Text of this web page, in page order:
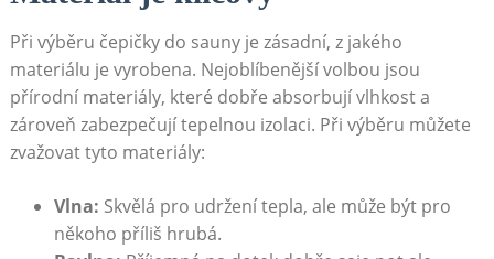
Při výběru čepičky do sauny je zásadní, z jakého
materiálu je vyrobena. Nejoblíbenější volbou jsou
přírodní materiály, které dobře absorbují vlhkost a
zároveň zabezpečují tepelnou izolaci. Při výběru můžete
zvažovat tyto materiály:
Vlna: Skvělá pro udržení tepla, ale může být pro
někoho příliš hrubá.